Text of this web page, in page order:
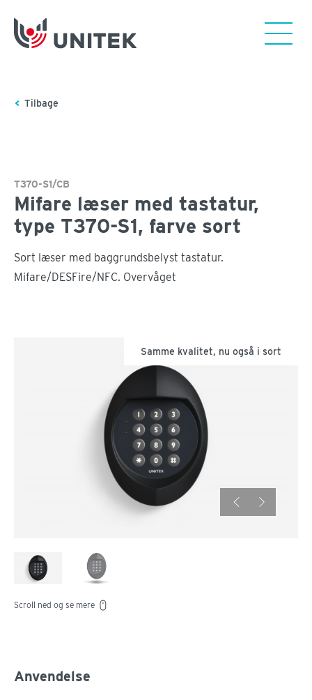
Tilbage
Samme kvalitet, nu også i sort
Scroll ned og se mere
Anvendelse
T370-S1/CB
Mifare læser med tastatur,
type T370-S1, farve sort
Sort læser med baggrundsbelyst tastatur.
Mifare/DESFire/NFC. Overvåget